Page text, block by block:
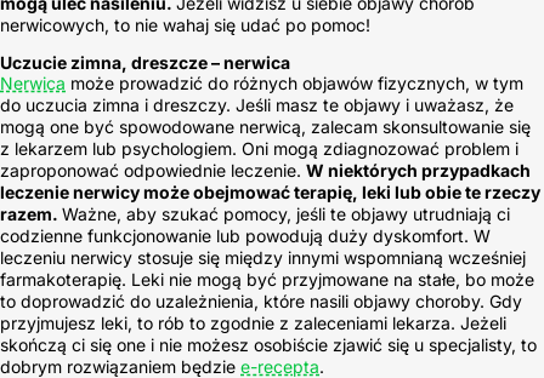
nerwicowych, to nie wahaj się udać po pomoc!
Uczucie zimna, dreszcze – nerwica
Nerwica może prowadzić do różnych objawów fizycznych, w tym
do uczucia zimna i dreszczy. Jeśli masz te objawy i uważasz, że
mogą one być spowodowane nerwicą, zalecam skonsultowanie się
z lekarzem lub psychologiem. Oni mogą zdiagnozować problem i
zaproponować odpowiednie leczenie. W niektórych przypadkach
leczenie nerwicy może obejmować terapię, leki lub obie te rzeczy
razem. Ważne, aby szukać pomocy, jeśli te objawy utrudniają ci
codzienne funkcjonowanie lub powodują duży dyskomfort. W
leczeniu nerwicy stosuje się między innymi wspomnianą wcześniej
farmakoterapię. Leki nie mogą być przyjmowane na stałe, bo może
to doprowadzić do uzależnienia, które nasili objawy choroby. Gdy
przyjmujesz leki, to rób to zgodnie z zaleceniami lekarza. Jeżeli
skończą ci się one i nie możesz osobiście zjawić się u specjalisty, to
dobrym rozwiązaniem będzie e-recepta.